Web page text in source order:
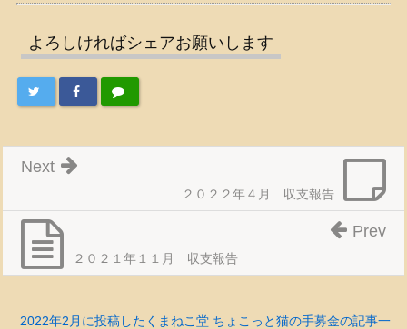
よろしければシェアお願いします
２０２２年４月 収支報告
Next
２０２１年１１月 収支報告
Prev
2022年2月に投稿したくまねこ堂 ちょこっと猫の手募金の記事一